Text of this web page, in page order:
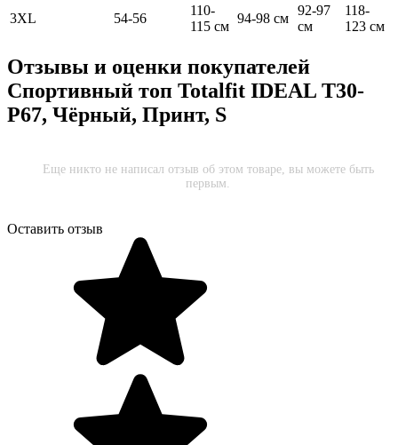
3XL
54-56
110-
115 см
94-98 см
92-97
см
118-
123 см
Отзывы и оценки покупателей
Спортивный топ Totalfit IDEAL T30-
P67, Чёрный, Принт, S
Еще никто не написал отзыв об этом товаре, вы можете быть
первым.
Оставить отзыв